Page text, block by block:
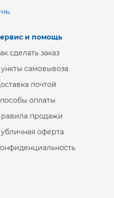
и помощь
сделать заказ
самовывоза
почтой
оплаты
продажи
оферта